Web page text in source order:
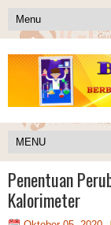
Penentuan
Kalorimeter